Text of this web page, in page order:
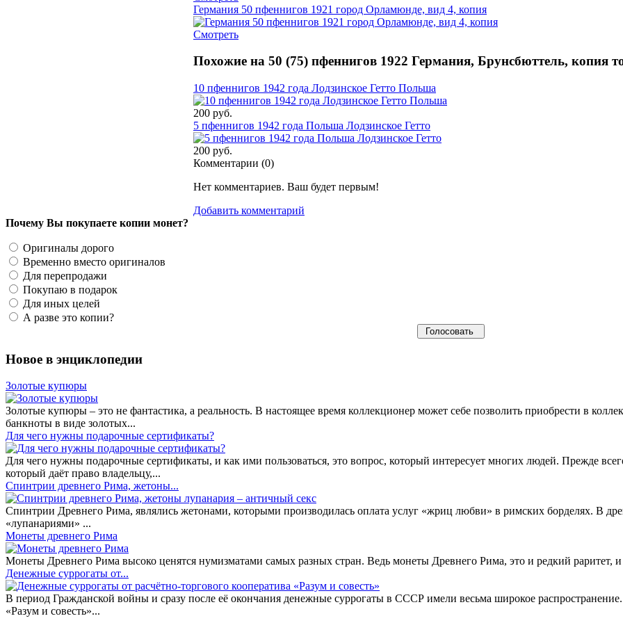
Германия 50 пфеннигов 1921 город Орламюнде, вид 4, копия
Смотреть
Похожие на 50 (75) пфеннигов 1922 Германия, Брунсбюттель, копия
10 пфеннигов 1942 года Лодзинское Гетто Польша
200 руб.
5 пфеннигов 1942 года Польша Лодзинское Гетто
200 руб.
Комментарии (0)
Нет комментариев. Ваш будет первым!
Добавить комментарий
Почему Вы покупаете копии монет?
Оригиналы дорого
Временно вместо оригиналов
Для перепродажи
Покупаю в подарок
Для иных целей
А разве это копии?
Новое в энциклопедии
Золотые купюры
Золотые купюры – это не фантастика, а реальность. В настоящее время коллекционер может себе позволить приобрести в
банкноты в виде золотых...
​Для чего нужны подарочные сертификаты?
Для чего нужны подарочные сертификаты, и как ими пользоваться, это вопрос, который интересует многих людей. Прежде
который даёт право владельцу,...
Спинтрии древнего Рима, жетоны...
Спинтрии Древнего Рима, являлись жетонами, которыми производилась оплата услуг «жриц любви» в римских борделях. В
«лупанариями» ...
Монеты древнего Рима
Монеты Древнего Рима высоко ценятся нумизматами самых разных стран. Ведь монеты Древнего Рима, это и редкий раритет,
Денежные суррогаты от...
В период Гражданской войны и сразу после её окончания денежные суррогаты в СССР имели весьма широкое
«Разум и совесть»...